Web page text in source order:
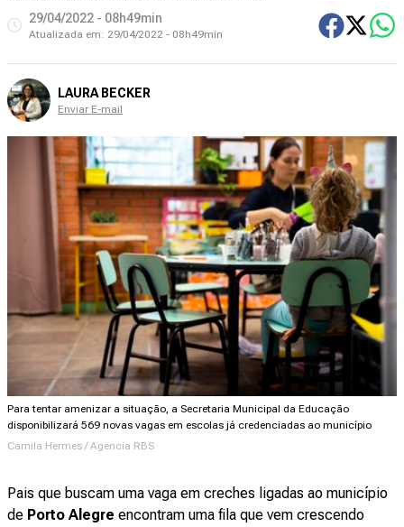
29/04/2022 - 08h49min
Atualizada em: 29/04/2022 - 08h49min
LAURA BECKER
Enviar E-mail
Para tentar amenizar a situação, a Secretaria Municipal da Educação
disponibilizará 569 novas vagas em escolas já credenciadas ao município
Camila Hermes / Agencia RBS
Pais que buscam uma vaga em creches ligadas ao município
de Porto Alegre encontram uma fila que vem crescendo